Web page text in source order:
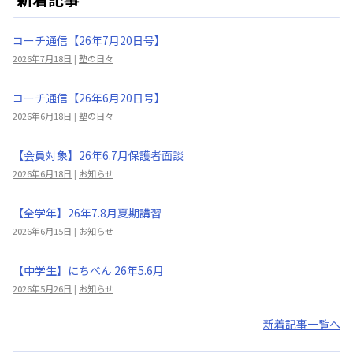
コーチ通信【26年7月20日号】
2026年7月18日 | 塾の日々
コーチ通信【26年6月20日号】
2026年6月18日 | 塾の日々
【会員対象】26年6.7月保護者面談
2026年6月18日 | お知らせ
【全学年】26年7.8月夏期講習
2026年6月15日 | お知らせ
【中学生】にちべん 26年5.6月
2026年5月26日 | お知らせ
新着記事一覧へ